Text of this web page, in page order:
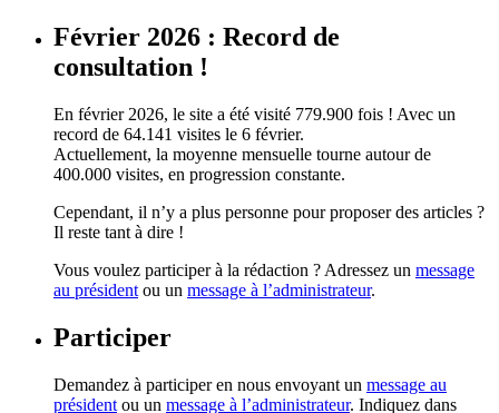
Février 2026 : Record de
consultation !
En février 2026, le site a été visité 779.900 fois ! Avec un
record de 64.141 visites le 6 février.
Actuellement, la moyenne mensuelle tourne autour de
400.000 visites, en progression constante.
Cependant, il n’y a plus personne pour proposer des articles ?
Il reste tant à dire !
Vous voulez participer à la rédaction ? Adressez un message
au président ou un message à l’administrateur.
Participer
Demandez à participer en nous envoyant un message au
président ou un message à l’administrateur. Indiquez dans